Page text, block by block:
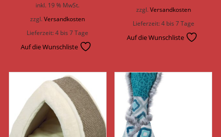
inkl. 19 % MwSt.
zzgl.Versandkosten
Lieferzeit:4 bis 7 Tage
Auf die Wunschliste
zzgl. Versandkosten
Lieferzeit:4 bis 7 Tage
Auf die Wunschliste